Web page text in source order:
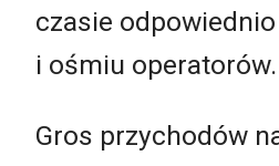
czasie
i ośmiu operatorów.
Gros przychodów